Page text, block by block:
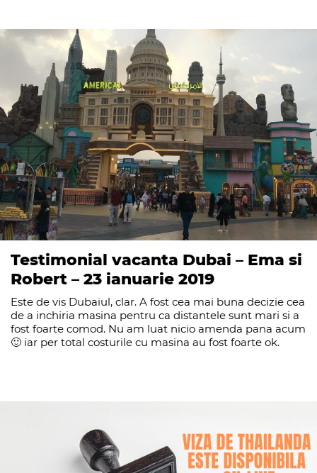
Testimonial vacanta Dubai – Ema si
Robert – 23 ianuarie 2019
Este de vis Dubaiul, clar. A fost cea mai buna decizie cea
de a inchiria masina pentru ca distantele sunt mari si a
fost foarte comod. Nu am luat nicio amenda pana acum
🙂 iar per total costurile cu masina au fost foarte ok.